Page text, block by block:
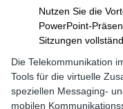
Nutzen Sie die
PowerPoint-
Sitzungen
Die Telekommunikation
Tools für die virtuelle
speziellen Messaging-
mobilen